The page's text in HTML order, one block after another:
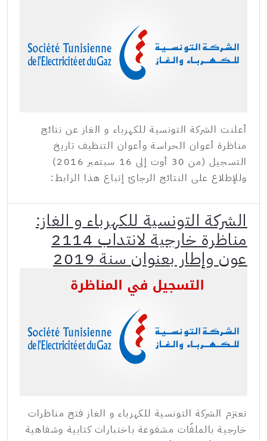
أعلنت الشركة التونسية للكهرباء و الغاز عن نتائج
مناظرة أعوان الحراسة وأعوان التنظيف تاريخ
التسجيل (من 30 أوت إلى 16 سبتمبر 2016)
وللإطلاع على النتائج الرجائ إتباع هذا الرابط:
الشركة التونسية للكهرباء و الغاز:
مناظرة خارجية لانتداب 2114
عون وإطار بعنوان سنة 2019
تعتزم الشركة التونسية للكهرباء و الغاز فتح مناظرات
خارجية بالملفّات مشفوعة باختبارات كتابية وشفاهية